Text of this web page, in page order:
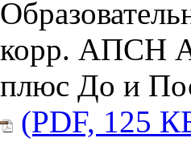
корр. АПСН
плюс До и
(PDF, 125